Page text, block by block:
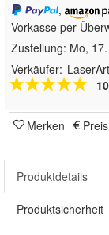
,
Vorkasse per
Zustellung: Mo,
Verkäufer:
Merken
Produktdetails
Produktsicherheit